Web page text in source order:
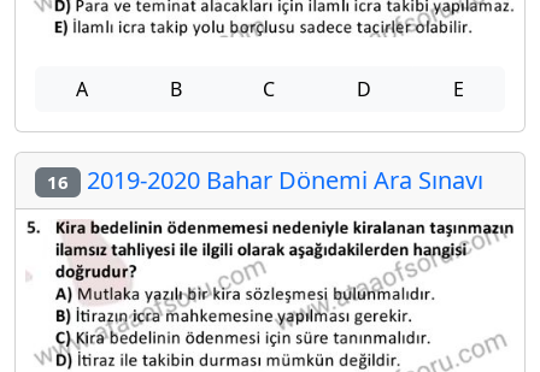
A B C D E
16 2019-2020 Bahar Dönemi Ara Sınavı